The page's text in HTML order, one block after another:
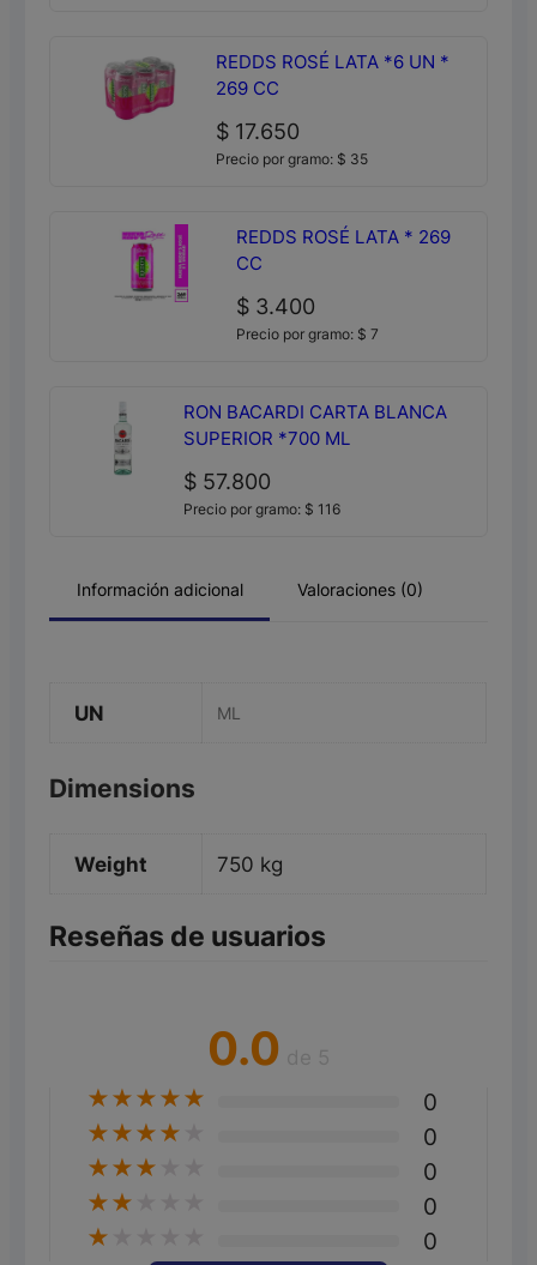
REDDS ROSÉ LATA *6 UN *
269 CC
$ 17.650
Precio por gramo: $ 35
REDDS ROSÉ LATA * 269
CC
$ 3.400
Precio por gramo: $ 7
RON BACARDI CARTA BLANCA
SUPERIOR *700 ML
$57.800
Precio por gramo: $ 116
Información adicional Valoraciones (0)
UN ML
Dimensions
Weight 750 kg
Reseñas de usuarios
0.0
★★★★★ 0
★★★★ 0
★★★ 0
★★ 0
★ 0